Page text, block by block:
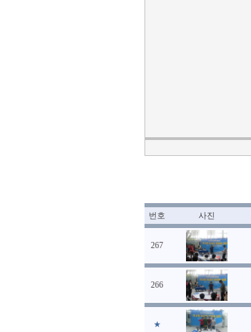
번호 사진
267
266
★